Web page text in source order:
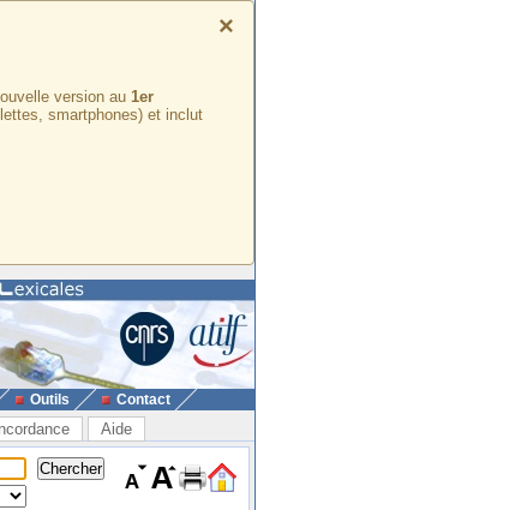
×
version au 1er
smartphones) et inclut
Outils Contact
Aide